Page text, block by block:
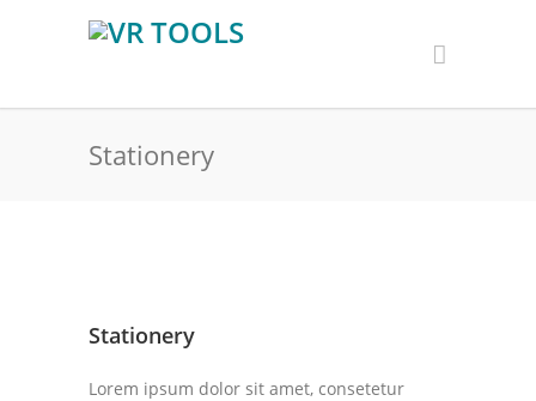
Stationery
Stationery
Lorem ipsum dolor sit amet, consetetur